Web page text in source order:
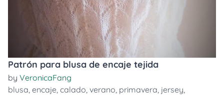
Patrón para blusa de encaje tejida
by VeronicaFang
blusa, encaje, calado, verano, primavera, jersey,